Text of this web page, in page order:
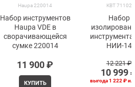
Haupa 220014
Набор инструментов
Haupa VDE в
сворачивающейся
сумке 220014
11 900 ₽
КУПИТЬ
КВТ 71102
Набор
НИИ-14
12 221 ₽
10 999
выгода1 222 ₽